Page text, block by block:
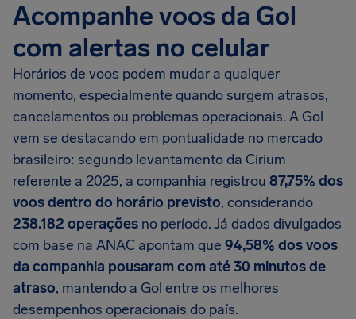
Acompanhe voos da Gol
com alertas no celular
Horários de voos podem mudar a qualquer
momento, especialmente quando surgem atrasos,
cancelamentos ou problemas operacionais. A Gol
vem se destacando em pontualidade no mercado
brasileiro: segundo levantamento da Cirium
referente a 2025, a companhia registrou 87,75% dos
voos dentro do horário previsto, considerando
238.182 operações no período. Já dados divulgados
com base na ANAC apontam que 94,58% dos voos
da companhia pousaram com até 30 minutos de
atraso, mantendo a Gol entre os melhores
desempenhos operacionais do país.